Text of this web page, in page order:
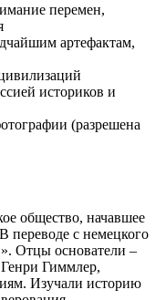
перемен,
артефактам,
историков и
(разрешена
общество, начавшее
переводе с немецкого
Отцы основатели –
Гиммлер,
Изучали историю